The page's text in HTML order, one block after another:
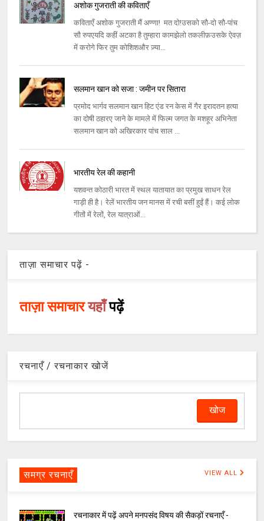
अशोक गुजराती की कविताएँ
कविताएँ अशोक गुजराती मैं अण्णा! मत दो!उसको सौ-दो सौ-पांच
सौ रुपएयदि कहीं अटका है तुम्हारा कामझेलो तकलीफ़उसके ऐवज़
में करोगे फिर तुम कोशिशऔर ज़्या...
सलमान खान को सजा : जमीन पर सितारा
प्रमोद भार्गव सलमान खान हिट एंड रन केस में गैर इरादतन हत्या
का दोषी ठहारए जाने के मामले में फिल्म जगत के मशहूर अभिनेता
सलमान खान को अखिरकार पांच साल ...
भारतीय रेल की कहानी
यशवन्त कोठारी भारत में स्थल यातायात का प्रमुख साधन रेल
गाड़ी ही है। रेलें भारतीय जन मानस में रची बसीं हुईं हैं। कई लोक
गीतों में रेलों, रेल यात्राओं...
ताज़ा समाचार पढ़ें -
ताज़ा समाचारयहाँपढ़ें
रचनाएँ / रचनाकार खोजें
समग्र रचनाएँ VIEW ALL
रचनाकार में पढ़ें अपने मनपसंद विषय की सैकड़ों रचनाएँ -